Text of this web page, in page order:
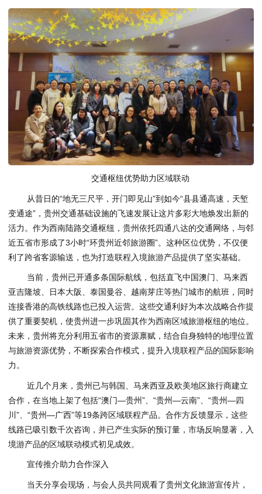
交通枢纽优势助力区域联动
从昔日的“地无三尺平，开门即见山”到如今“县县通高速，天堑
变通途”，贵州交通基础设施的飞速发展让这片多彩大地焕发出新的
活力。作为西南陆路交通枢纽，贵州依托四通八达的交通网络，与邻
近五省市形成了3小时“环贵州近邻旅游圈”。这种区位优势，不仅便
利了跨省客源输送，也为打造联程入境旅游产品提供了坚实基础。
当前，贵州已开通多条国际航线，包括直飞中国澳门、马来西
亚吉隆坡、日本大阪、泰国曼谷、越南芽庄等热门城市的航班，同时
连接香港的高铁线路也已投入运营。这些交通利好为本次战略合作提
供了重要契机，使贵州进一步巩固其作为西南区域旅游枢纽的地位。
未来，贵州将充分利用五省市的资源禀赋，结合自身独特的地理位置
与旅游资源优势，不断探索合作模式，提升入境联程产品的国际影响
力。
近几个月来，贵州已与韩国、马来西亚及欧美地区旅行商建立
合作，在当地上架了包括“澳门—贵州”、“贵州—云南”、“贵州—四
川”、“贵州—广西”等19条跨区域联程产品。合作方反馈显示，这些
线路已吸引数千次咨询，并已产生实际的预订量，市场反响显著，入
境游产品的区域联动模式初见成效。
宣传推介助力合作深入
当天分享会现场，与会人员共同观看了贵州文化旅游宣传片，